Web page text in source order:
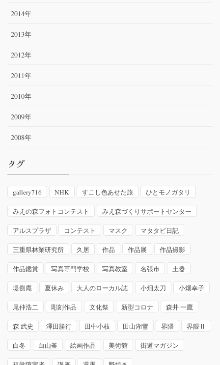
2014年
2013年
2012年
2011年
2010年
2009年
2008年
タグ
gallery716 NHK すこし色あせた旅 ひとモノガタリ
みえの森フォトコンテスト みえ森づくりサポートセンター
アルスプラザ コンテスト マスク マタタビ日記
三重県林業研究所 久居 作品 作品展 作品撮影
作品鑑賞 写真専門学校 写真教室 名張市 土器
堤側庵 夏休み 大人のローカル誌 小畑太刀 小畑幸子
尾仲浩二 彫刻作品 文化祭 新型コロナ 森井 一鷹
森 武史 澤田勝行 田中小枝 田山湖雪 界隈 界隈Ⅱ
白冬 白山釜 絵画作品 美術館 街道マガジン